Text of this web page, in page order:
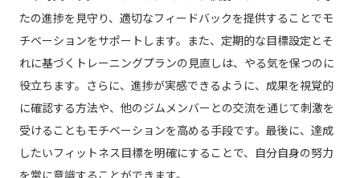
たの進捗を見守り、適切なフィードバックを提供することでモ
チベーションをサポートします。また、定期的な目標設定とそ
れに基づくトレーニングプランの見直しは、やる気を保つのに
役立ちます。さらに、進捗が実感できるように、成果を視覚的
に確認する方法や、他のジムメンバーとの交流を通じて刺激を
受けることもモチベーションを高める手段です。最後に、達成
したいフィットネス目標を明確にすることで、自分自身の努力
を常に意識することができます。